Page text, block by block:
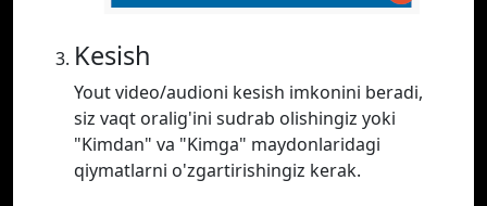
Kesish
Yout video/audioni kesish imkonini beradi,
siz vaqt oralig'ini sudrab olishingiz yoki
"Kimdan" va "Kimga" maydonlaridagi
qiymatlarni o'zgartirishingiz kerak.